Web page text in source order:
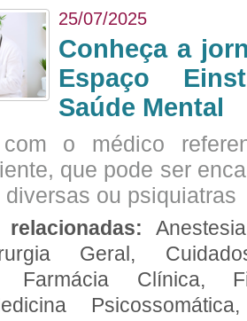
25/07/2025
Conheça a
Espaço
Saúde Mental
com o médico
que pode ser
ou psiquiatras
relacionadas:
Geral,
Farmácia Clínica,